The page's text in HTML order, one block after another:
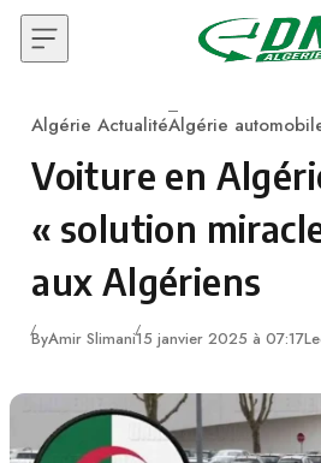
Skip to content
Category
Algérie ActualitéAlgérie
Voiture en
« solution
aux Algériens
ByAmir Slimani15 janvier 2025 à 07:17